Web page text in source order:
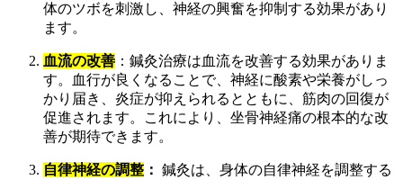
体のツボを刺激し、神経の興奮を抑制する効果があり
ます。
血流の改善 ：鍼灸治療は血流を改善する効果がありま
す。血行が良くなることで、神経に酸素や栄養がしっ
かり届き、炎症が抑えられるとともに、筋肉の回復が
促進されます。これにより、坐骨神経痛の根本的な改
善が期待できます。
自律神経の調整 ： 鍼灸は、身体の自律神経を調整する